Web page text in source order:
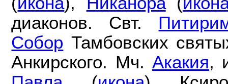
диаконов. Свт.
Собор Тамбовских
Анкирского. Мч. Акакия,